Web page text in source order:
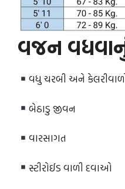
વજન
વધુ ચરબી અને
બેઠાડુ જીવન
વારસાગત
સ્ટીરોઈડ વાળી દવાઓ